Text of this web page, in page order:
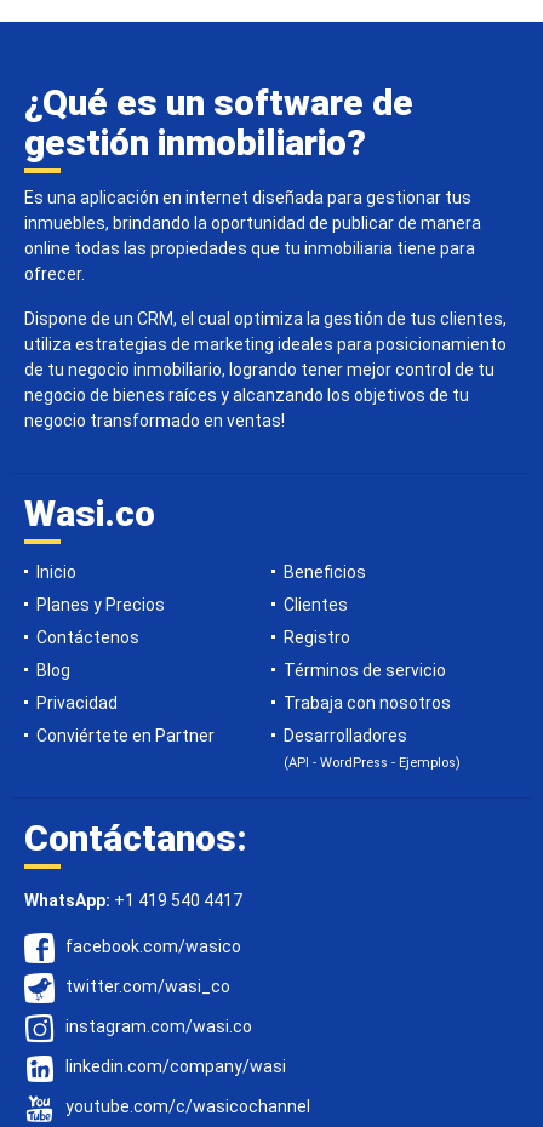
¿Qué es un software de
gestión inmobiliario?
Es una aplicación en internet diseñada para gestionar tus
inmuebles, brindando la oportunidad de publicar de manera
online todas las propiedades que tu inmobiliaria tiene para
ofrecer.
Dispone de un CRM, el cual optimiza la gestión de tus clientes,
utiliza estrategias de marketing ideales para posicionamiento
de tu negocio inmobiliario, logrando tener mejor control de tu
negocio de bienes raíces y alcanzando los objetivos de tu
negocio transformado en ventas!
Wasi.co
Inicio
Beneficios
Planes y Precios
Clientes
Contáctenos
Registro
Blog
Términos de servicio
Privacidad
Trabaja con nosotros
Conviértete en Partner
Desarrolladores
(API - WordPress - Ejemplos)
Contáctanos:
WhatsApp: +1 419 540 4417
facebook.com/wasico
twitter.com/wasi_co
instagram.com/wasi.co
linkedin.com/company/wasi
youtube.com/c/wasicochannel